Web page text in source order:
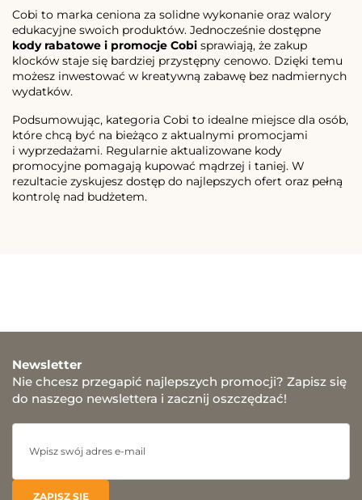
Cobi to marka ceniona za solidne wykonanie oraz walory
edukacyjne swoich produktów. Jednocześnie dostępne
kody rabatowe i promocje Cobi sprawiają, że zakup
klocków staje się bardziej przystępny cenowo. Dzięki temu
możesz inwestować w kreatywną zabawę bez nadmiernych
wydatków.
Podsumowując, kategoria Cobi to idealne miejsce dla osób,
które chcą być na bieżąco z aktualnymi promocjami
i wyprzedażami. Regularnie aktualizowane kody
promocyjne pomagają kupować mądrzej i taniej. W
rezultacie zyskujesz dostęp do najlepszych ofert oraz pełną
kontrolę nad budżetem.
Newsletter
Nie chcesz przegapić najlepszych promocji? Zapisz się
do naszego newslettera i zacznij oszczędzać!